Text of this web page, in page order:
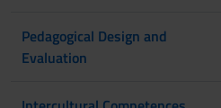
Pedagogical Design and
Evaluation